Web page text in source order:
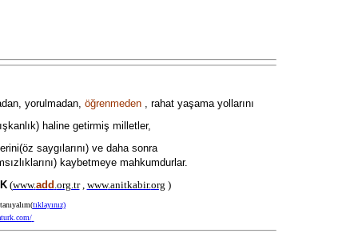
yorulmadan, öğrenmeden, rahat yaşama yollarını
haline getirmiş milletler,
saygılarını) ve daha sonra
kaybetmeye mahkumdurlar.
(www.add org.tr, www.anitkabir.org )
tıklayınız)